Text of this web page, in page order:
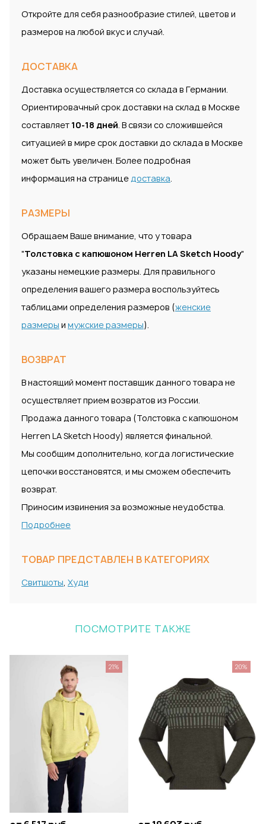
Откройте для себя разнообразие стилей, цветов и
размеров на любой вкус и случай.
ДОСТАВКА
Доставка осуществляется со склада в Германии.
Ориентировачный срок доставки на склад в Москве
составляет 10-18 дней. В связи со сложившейся
ситуацией в мире срок доставки до склада в Москве
может быть увеличен. Более подробная
информация на страницедоставка.
РАЗМЕРЫ
Обращаем Ваше внимание, что у товара
"Толстовка с капюшоном Herren LA Sketch Hoody"
указаны немецкие размеры. Для правильного
определения вашего размера воспользуйтесь
таблицами определения размеров (женские
размеры и мужские размеры).
ВОЗВРАТ
В настоящий момент поставщик данного товара не
осуществляет прием возвратов из России.
Продажа данного товара (Толстовка с капюшоном
Herren LA Sketch Hoody) является финальной.
Мы сообщим дополнительно, когда логистические
цепочки восстановятся, и мы сможем обеспечить
возврат.
Приносим извинения за возможные неудобства.
Подробнее
ТОВАР ПРЕДСТАВЛЕН В КАТЕГОРИЯХ
Свитшоты, Худи
ПОСМОТРИТЕ ТАКЖЕ
21% 20%